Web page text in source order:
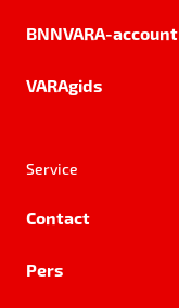
BNNVARA-account
VARAgids
Service
Contact
Pers